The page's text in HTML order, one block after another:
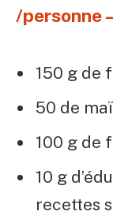
/personne
150 g de
50 de
100 g de
10 g
recettes